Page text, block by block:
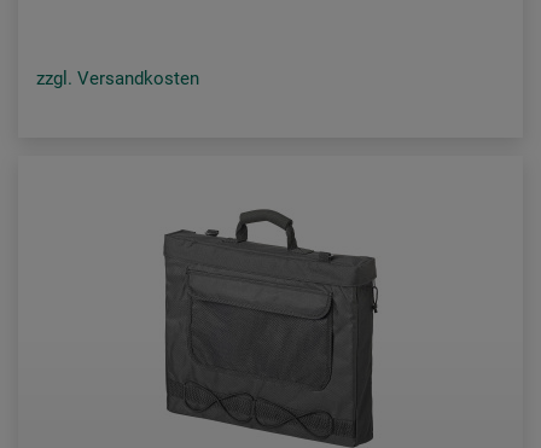
zzgl. Versandkosten